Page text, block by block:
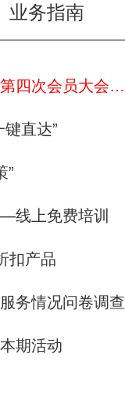
业务指南
北京市朝阳区进出口企业协会第七届第四次会员大会顺利召开
直达”
”
线上免费培训
扣产品
务情况问卷调查
期活动